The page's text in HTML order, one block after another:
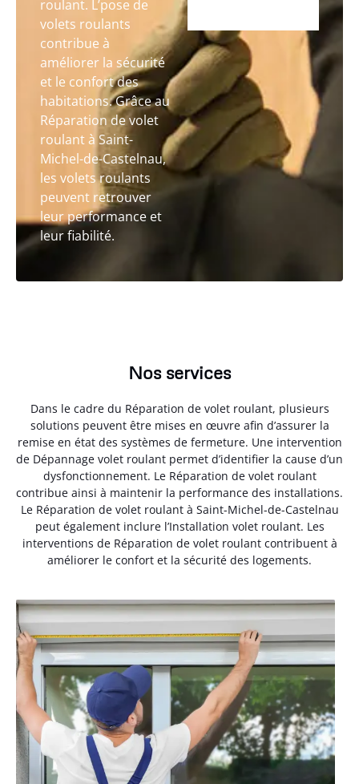
roulant. L’pose de
volets roulants
contribue à
améliorer la sécurité
et le confort des
habitations. Grâce au
Réparation de volet
roulant à Saint-
Michel-de-Castelnau,
les volets roulants
peuvent retrouver
leur performance et
leur fiabilité.
Nos services
Dans le cadre du Réparation de volet roulant, plusieurs
solutions peuvent être mises en œuvre afin d’assurer la
remise en état des systèmes de fermeture. Une intervention
de Dépannage volet roulant permet d’identifier la cause d’un
dysfonctionnement. Le Réparation de volet roulant
contribue ainsi à maintenir la performance des installations.
Le Réparation de volet roulant à Saint-Michel-de-Castelnau
peut également inclure l’Installation volet roulant. Les
interventions de Réparation de volet roulant contribuent à
améliorer le confort et la sécurité des logements.